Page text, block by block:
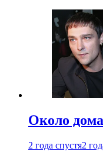
Около
2 года спустя2